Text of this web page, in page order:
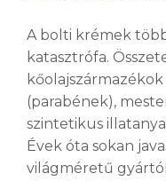
A bolti krémek
katasztrófa.
(parabének),
szintetikus
Évek óta sokan
világméretű